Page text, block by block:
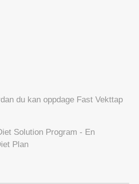
du kan oppdage Fast Vekttap
Solution Program - En
Plan